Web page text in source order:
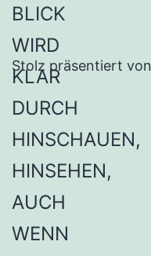
Stolz präsentiert von